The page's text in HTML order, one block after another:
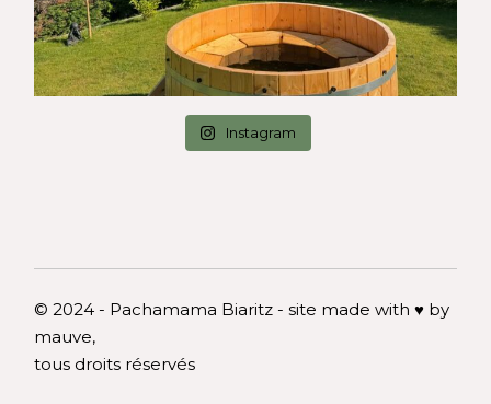
Instagram
© 2024 - Pachamama Biaritz - site made with ♥ by
mauve,
tous droits réservés